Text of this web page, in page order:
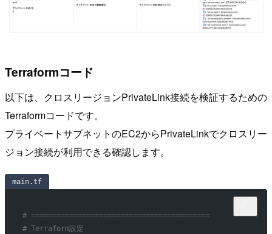
Terraformコード
以下は、クロスリージョンPrivateLink接続を検証するための
Terraformコードです。
プライベートサブネットのEC2からPrivateLinkでクロスリー
ジョン接続が利用できる確認します。
main.tf
# ==========================================
# Terraform設定